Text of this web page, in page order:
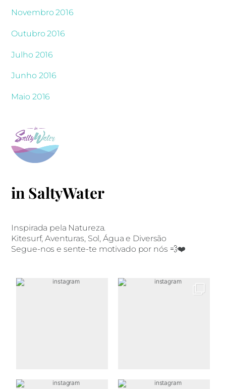
Novembro 2016
Outubro 2016
Julho 2016
Junho 2016
Maio 2016
in SaltyWater
Inspirada pela Natureza.
Kitesurf, Aventuras, Sol, Água e Diversão
Segue-nos e sente-te motivado por nós 💨❤️